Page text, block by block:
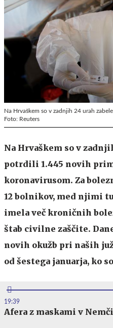
Na Hrvaškem so v zadnjih 24 urah
Foto: Reuters
Na Hrvaškem so v
potrdili 1.445 novih
koronavirusom. Za
12 bolnikov, med njimi
imela več kroničnih
štab civilne zaščite.
novih okužb pri naših
od šestega januarja, ko
19:39
Afera z maskami v